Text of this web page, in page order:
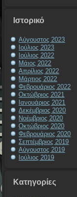
Ιστορικό
Αύγουστος 2023
Ιούλιος 2023
Ιούλιος 2022
Μάιος 2022
Απρίλιος 2022
Μάρτιος 2022
Φεβρουάριος 2022
Οκτώβριος 2021
Ιανουάριος 2021
Δεκέμβριος 2020
Νοέμβριος 2020
Οκτώβριος 2020
Φεβρουάριος 2020
Σεπτέμβριος 2019
Αύγουστος 2019
Ιούλιος 2019
Kατηγορίες